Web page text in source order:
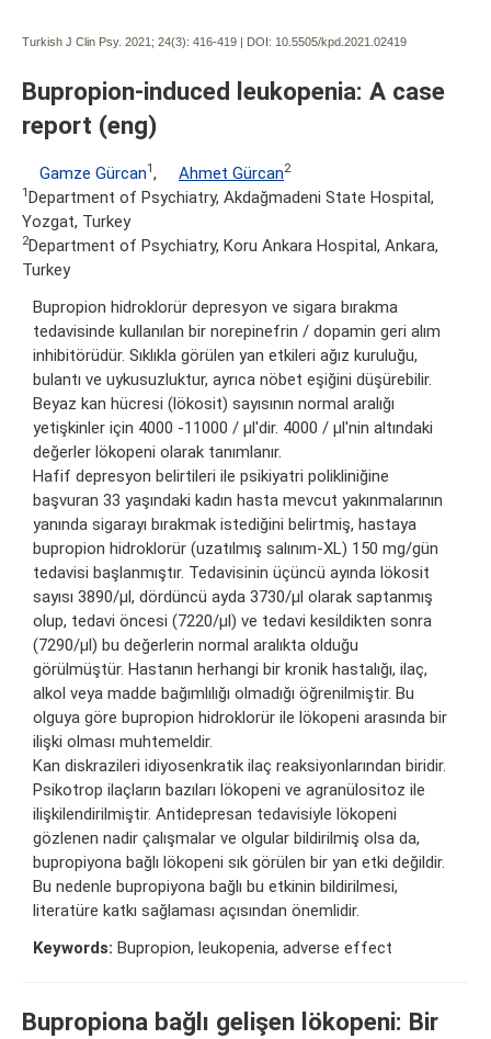
Turkish J Clin Psy. 2021; 24(3): 416-419 | DOI: 10.5505/kpd.2021.02419
Bupropion-induced leukopenia: A case
report (eng)
Gamze Gürcan1, Ahmet Gürcan2
1Department of Psychiatry, Akdağmadeni State Hospital,
Yozgat, Turkey
2Department of Psychiatry, Koru Ankara Hospital, Ankara,
Turkey
Bupropion hidroklorür depresyon ve sigara bırakma
tedavisinde kullanılan bir norepinefrin / dopamin geri alım
inhibitörüdür. Sıklıkla görülen yan etkileri ağız kuruluğu,
bulantı ve uykusuzluktur, ayrıca nöbet eşiğini düşürebilir.
Beyaz kan hücresi (lökosit) sayısının normal aralığı
yetişkinler için 4000 -11000 / µl'dir. 4000 / µl'nin altındaki
değerler lökopeni olarak tanımlanır.
Hafif depresyon belirtileri ile psikiyatri polikliniğine
başvuran 33 yaşındaki kadın hasta mevcut yakınmalarının
yanında sigarayı bırakmak istediğini belirtmiş, hastaya
bupropion hidroklorür (uzatılmış salınım-XL) 150 mg/gün
tedavisi başlanmıştır. Tedavisinin üçüncü ayında lökosit
sayısı 3890/µl, dördüncü ayda 3730/µl olarak saptanmış
olup, tedavi öncesi (7220/µl) ve tedavi kesildikten sonra
(7290/µl) bu değerlerin normal aralıkta olduğu
görülmüştür. Hastanın herhangi bir kronik hastalığı, ilaç,
alkol veya madde bağımlılığı olmadığı öğrenilmiştir. Bu
olguya göre bupropion hidroklorür ile lökopeni arasında bir
ilişki olması muhtemeldir.
Kan diskrazileri idiyosenkratik ilaç reaksiyonlarından biridir.
Psikotrop ilaçların bazıları lökopeni ve agranülositoz ile
ilişkilendirilmiştir. Antidepresan tedavisiyle lökopeni
gözlenen nadir çalışmalar ve olgular bildirilmiş olsa da,
bupropiyona bağlı lökopeni sık görülen bir yan etki değildir.
Bu nedenle bupropiyona bağlı bu etkinin bildirilmesi,
literatüre katkı sağlaması açısından önemlidir.
Keywords: Bupropion, leukopenia, adverse effect
Bupropiona bağlı gelişen lökopeni: Bir